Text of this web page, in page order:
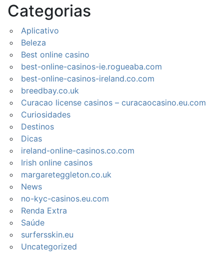
Categorias
Aplicativo
Beleza
Best online casino
best-online-casinos-ie.rogueaba.com
best-online-casinos-ireland.co.com
breedbay.co.uk
Curacao license casinos – curacaocasino.eu.com
Curiosidades
Destinos
Dicas
ireland-online-casinos.co.com
Irish online casinos
margareteggleton.co.uk
News
no-kyc-casinos.eu.com
Renda Extra
Saúde
surfersskin.eu
Uncategorized